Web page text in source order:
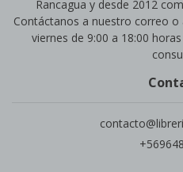
Rancagua y desde 2012
Contáctanos a nuestro correo o
viernes de 9:00 a 18:00